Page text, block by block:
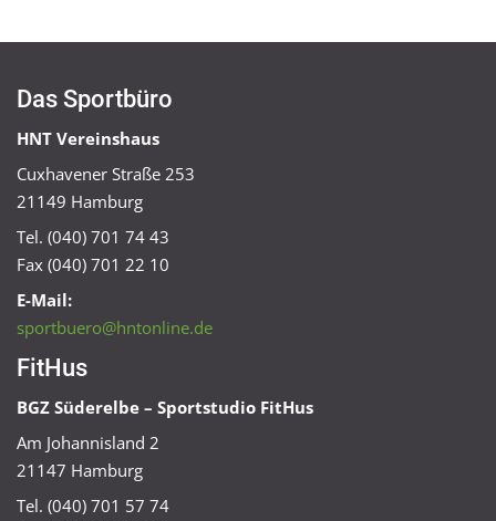
Das Sportbüro
HNT Vereinshaus
Cuxhavener Straße 253
21149 Hamburg
Tel. (040) 701 74 43
Fax (040) 701 22 10
E-Mail:
sportbuero@hntonline.de
FitHus
BGZ Süderelbe – Sportstudio FitHus
Am Johannisland 2
21147 Hamburg
Tel. (040) 701 57 74